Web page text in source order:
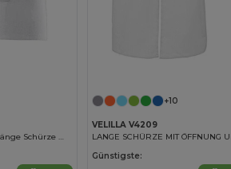
Praktische Hotel-Midilänge Schürze mit Tasche
+10
VELILLA V4209
Günstigste: